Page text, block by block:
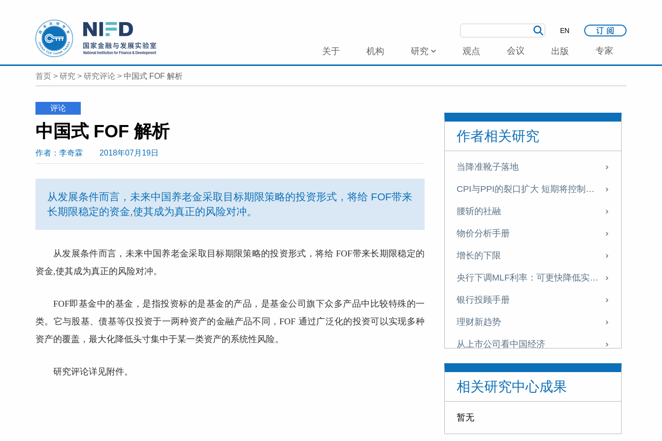
EN
关于 机构 研究 观点 会议 出版 专家
首页 > 研究 > 研究评论 > 中国式 FOF 解析
评论
中国式 FOF 解析
作者 ：李奇霖 2018年07月19日
从发展条件而言，未来中国养老金采取目标期限策略的投资形式，将给 FOF带来
长期限稳定的资金,使其成为真正的风险对冲。
从发展条件而言，未来中国养老金采取目标期限策略的投资形式，将给 FOF带来长期限稳定的
资金,使其成为真正的风险对冲。
FOF即基金中的基金，是指投资标的是基金的产品，是基金公司旗下众多产品中比较特殊的一
类。它与股基、债基等仅投资于一两种资产的金融产品不同，FOF 通过广泛化的投资可以实现多种
资产的覆盖，最大化降低头寸集中于某一类资产的系统性风险。
研究评论详见附件。
作者相关研究
当降准靴子落地
CPI与PPI的裂口扩大 短期将控制总量货币工具的使用
腰斩的社融
物价分析手册
增长的下限
央行下调MLF利率：可更快降低实体融资成本
银行投顾手册
理财新趋势
从上市公司看中国经济
东京湾区崛起的启示
如何理解美联储降息
政策转向的开始
不一样的地产周期
相关研究中心成果
暂无